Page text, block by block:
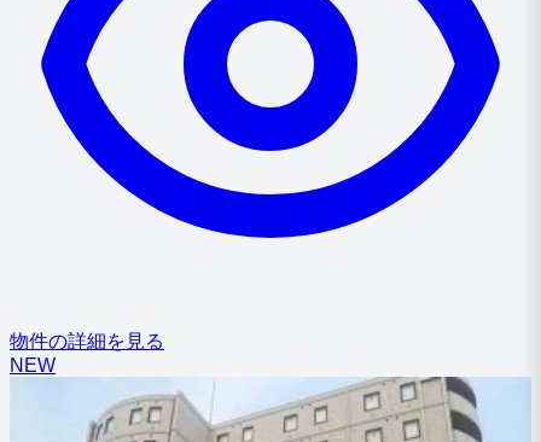
物件の詳細を見る
NEW